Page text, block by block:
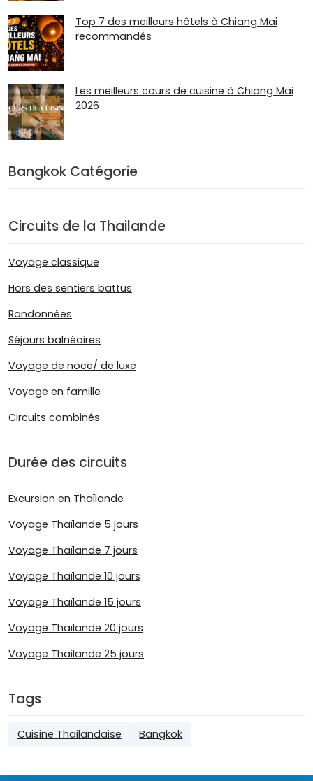
Top 7 des meilleurs hôtels à Chiang Mai
recommandés
Les meilleurs cours de cuisine à Chiang Mai
2026
Bangkok Catégorie
Circuits de la Thailande
Voyage classique
Hors des sentiers battus
Randonnées
Séjours balnéaires
Voyage de noce/ de luxe
Voyage en famille
Circuits combinés
Durée des circuits
Excursion en Thaïlande
Voyage Thaïlande 5 jours
Voyage Thaïlande 7 jours
Voyage Thaïlande 10 jours
Voyage Thaïlande 15 jours
Voyage Thaïlande 20 jours
Voyage Thailande 25 jours
Tags
Cuisine Thailandaise Bangkok